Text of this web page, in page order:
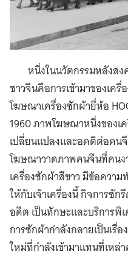
หนึ่งในนวัตกรรมหลังสง
ชาวจีนคือการเข้ามาของเ
โฆษณาเครื่องซักผ้ายี่ห้อ
1960 ภาพโฆษณาหนึ่งของเ
เปลี่ยนแปลงและอคติต่อคน
โฆษณาวาดภาพคนจีนที่คนง
เครื่องซักผ้าสีขาว มีข้อควา
ให้กับเจ้าเครื่องนี้ กิจการซั
อดีต เป็นทักษะและบริการพิ
การซักผ้ากำลังกลายเป็นเรื่
ใหม่ที่กำลังเข้ามาแทนที่เห